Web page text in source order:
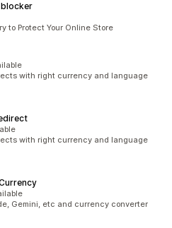
blocker
to Protect Your Online Store
with right currency and language
with right currency and language
Gemini, etc and currency converter